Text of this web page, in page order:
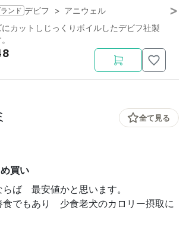
ンド デビフ > アニウェル
カットしじっくりボイルしたデビフ社製
全て見る
買い
ば 最安値かと思います。
食でもあり 少食老犬のカロリー摂取に